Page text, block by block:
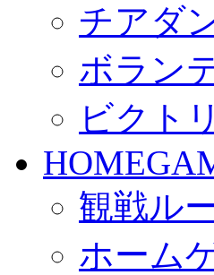
チアダ
ボラン
ビクト
観戦ル
ホーム